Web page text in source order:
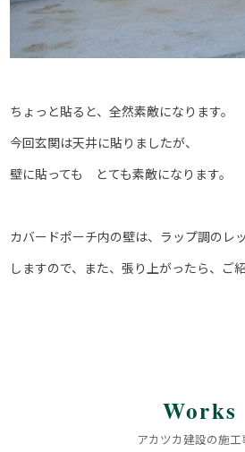
ちょっと貼ると、全然素敵になります。
今回玄関は天井に貼りましたが、
壁に貼っても とても素敵になります。
カバードポーチ内の壁は、ラップ調のレ
しますので、また、張り上がったら、ご
Works
アカツカ建設の施工